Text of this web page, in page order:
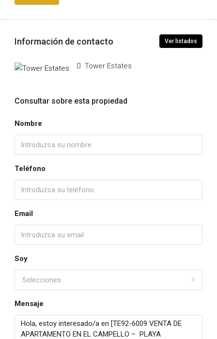
Información de contacto Ver listados
Tower Estates
Consultar sobre esta propiedad
Nombre
Teléfono
Email
Soy
Selecciones
Mensaje